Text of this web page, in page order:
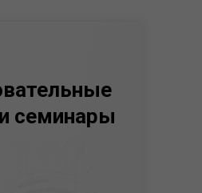
семинары